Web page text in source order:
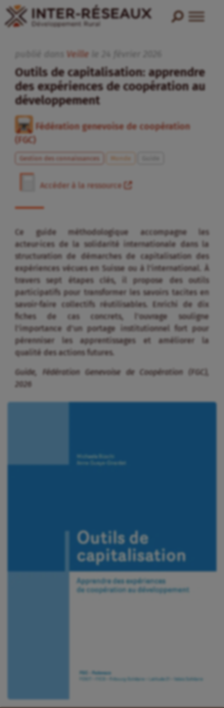
Veille
Outils de capitalisation: apprendre
des expériences de coopération au
développement
Fédération genevoise de coopération
(FGC)
Gestion des connaissances Monde
Accéder à la ressource
Ce guide méthodologique accompagne les
acteur·ices de la solidarité internationale dans la
structuration de démarches de capitalisation des
expériences vécues en Suisse ou à l’international
À
travers sept étapes clés, il propose des outils
participatifs pour transformer les savoirs tacites en
savoir-faire collectifs réutilisables.
Enrichi de dix
fiches de cas concrets, l’ouvrage souligne
l’importance d’un portage institutionnel fort pour
pérenniser les apprentissages et améliorer la
qualité des actions futures.
Guide, Fédération Genevoise de Coopération (FGC),
2026